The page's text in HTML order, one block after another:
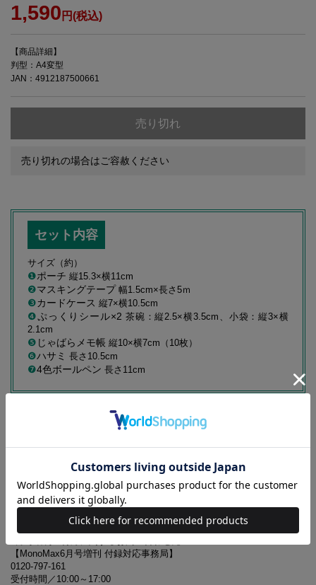
1,590 円(税込)
【商品詳細】
判型：A4変型
JAN：4912187500661
売り切れ
売り切れの場合はご容赦ください
セット内容
サイズ（約）
❶ポーチ 縦15.3×横11cm
❷マスキングテープ 幅1.5cm×長さ5ｍ
❸カードケース 縦7×横10.5cm
❹ぷっくりシール×2 茶碗：縦2.5×横3.5cm、小袋：縦3×横
2.1cm
❺ じゃばらメモ帳 縦10×横7cm（10枚）
❻ハサミ 長さ10.5cm
❼4色ボールペン 長さ11cm
※ポーチ＆文具7点セット以外は付録に含まれません
録の色合いが、画面表示上のものと現物で異なる場合があります
※『MonoMax』6月号とは表紙、付録が異なります。誌面内容は
同一です
【MonoMax6月号増刊 付録対応事務局】
0120-797-161
受付時間／10:00～17:00